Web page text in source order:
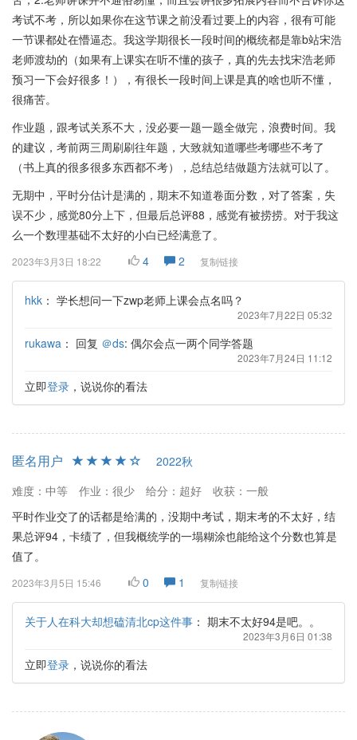
考试不考，所以如果你在这节课之前没看过要上的内容，很有可能
一节课都处在懵逼态。我这学期很长一段时间的概统都是靠b站宋浩
老师渡劫的（如果有上课实在听不懂的孩子，真的先去找宋浩老师
预习一下会好很多！），有很长一段时间上课是真的啥也听不懂，
很痛苦。
作业题，跟考试关系不大，没必要一题一题全做完，浪费时间。我
的建议，考前两三周刷刷往年题，大致就知道哪些考哪些不考了
（书上真的很多很多东西都不考），总结总结做题方法就可以了。
无期中，平时分估计是满的，期末不知道卷面分数，对了答案，失
误不少，感觉80分上下，但最后总评88，感觉有被捞捞。对于我这
么一个数理基础不太好的小白已经满意了。
2023年3月3日 18:22 4 2 复制链接
hkk ： 学长想问一下zwp老师上课会点名吗？
2023年7月22日 05:32
rukawa ： 回复 ＠ds: 偶尔会点一两个同学答题
2023年7月24日 11:12
立即登录 ，说说你的看法
匿名用户
2022秋
难度：中等
作业：很少 给分：超好
收获：一般
平时作业交了的话都是给满的，没期中考试，期末考的不太好，结
果总评94，卡绩了，但我概统学的一塌糊涂也能给这个分数也算是
值了。
2023年3月5日 15:46 0 1 复制链接
关于人在科大却想磕清北cp这件事 ： 期末不太好94是吧。。
2023年3月6日 01:38
立即登录 ，说说你的看法